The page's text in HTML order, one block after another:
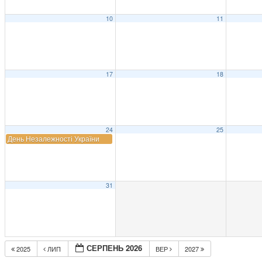
10 11
17 18
24
День Незалежності України
25
31
2025 ЛИП СЕРПЕНЬ 2026 ВЕР 2027